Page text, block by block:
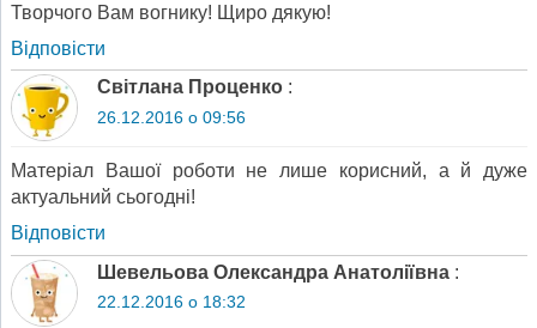
Творчого Вам вогнику! Щиро дякую!
Відповіcти
Світлана Проценко :
26.12.2016 о 09:56
Матеріал Вашої роботи не лише корисний, а й дуже
актуальний сьогодні!
Відповіcти
Шевельова Олександра Анатоліївна :
22.12.2016 о 18:32